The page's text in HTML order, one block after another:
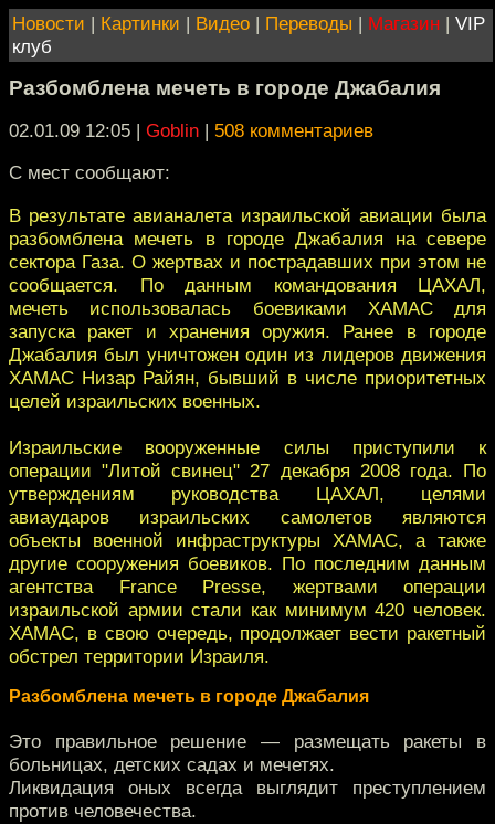
Новости | Картинки | Видео | Переводы | Магазин | VIP
клуб
Разбомблена мечеть в городе Джабалия
02.01.09 12:05 | Goblin | 508 комментариев
С мест сообщают:
В результате авианалета израильской авиации была
разбомблена мечеть в городе Джабалия на севере
сектора Газа. О жертвах и пострадавших при этом не
сообщается. По данным командования ЦАХАЛ,
мечеть использовалась боевиками ХАМАС для
запуска ракет и хранения оружия. Ранее в городе
Джабалия был уничтожен один из лидеров движения
ХАМАС Низар Райян, бывший в числе приоритетных
целей израильских военных.
Израильские вооруженные силы приступили к
операции "Литой свинец" 27 декабря 2008 года. По
утверждениям руководства ЦАХАЛ, целями
авиаударов израильских самолетов являются
объекты военной инфраструктуры ХАМАС, а также
другие сооружения боевиков. По последним данным
агентства France Presse, жертвами операции
израильской армии стали как минимум 420 человек.
ХАМАС, в свою очередь, продолжает вести ракетный
обстрел территории Израиля.
Разбомблена мечеть в городе Джабалия
Это правильное решение — размещать ракеты в
больницах, детских садах и мечетях.
Ликвидация оных всегда выглядит преступлением
против человечества.